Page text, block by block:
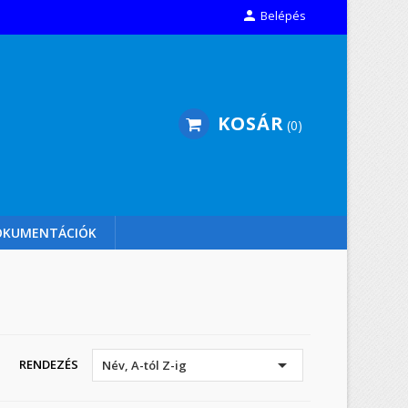
 Belépés
KOSÁR 0
RENDEZÉS Név, A-tól Z-ig 